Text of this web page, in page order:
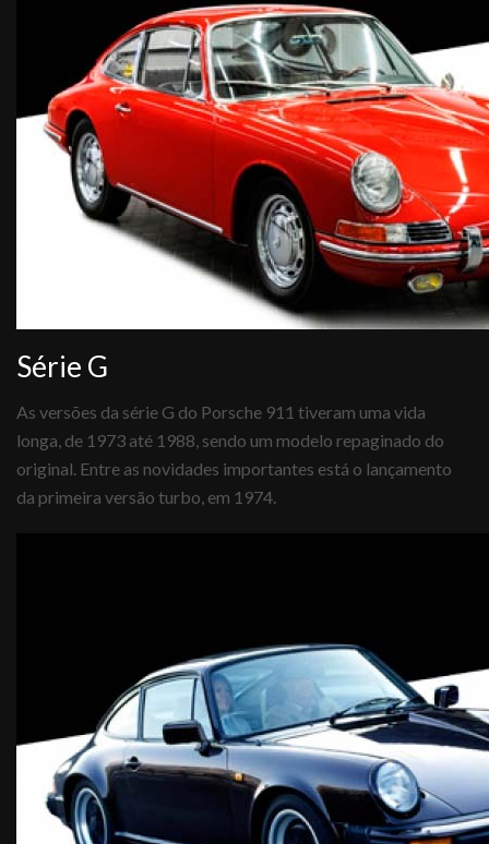
Série G
As versões da série G do Porsche 911 tiveram uma vida
longa, de 1973 até 1988, sendo um modelo repaginado do
original. Entre as novidades importantes está o lançamento
da primeira versão turbo, em 1974.